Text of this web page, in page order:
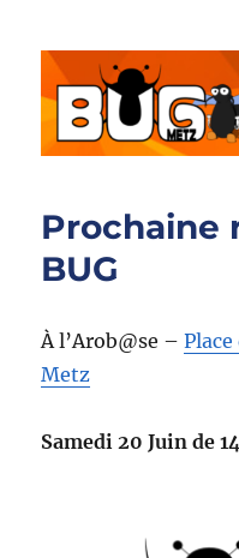
Prochaine
BUG
À l’Arob@se –
Metz
Samedi 20 Juin de